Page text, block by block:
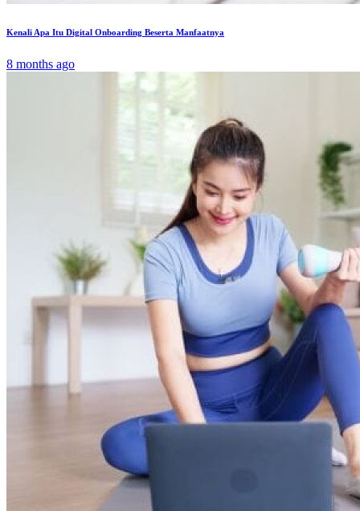
Kenali Apa Itu Digital Onboarding Beserta Manfaatnya
8 months ago